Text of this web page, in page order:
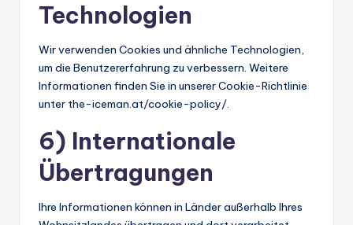
Technologien
Wir verwenden Cookies und ähnliche Technologien,
um die Benutzererfahrung zu verbessern. Weitere
Informationen finden Sie in unserer Cookie-Richtlinie
unter the-iceman.at/cookie-policy/.
6) Internationale
Übertragungen
Ihre Informationen können in Länder außerhalb Ihres